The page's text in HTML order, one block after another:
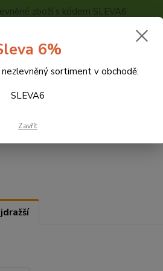
zboží s kódem SLEVA6
Hledat
6%
sortiment v obchodě:
SLEVA6
Zavřít